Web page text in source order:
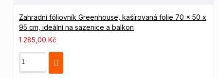
Zahradní fóliovník Greenhouse, kašírovaná folie 70 x 50 x
95 cm, ideální na sazenice a balkon
1 285,00 Kč